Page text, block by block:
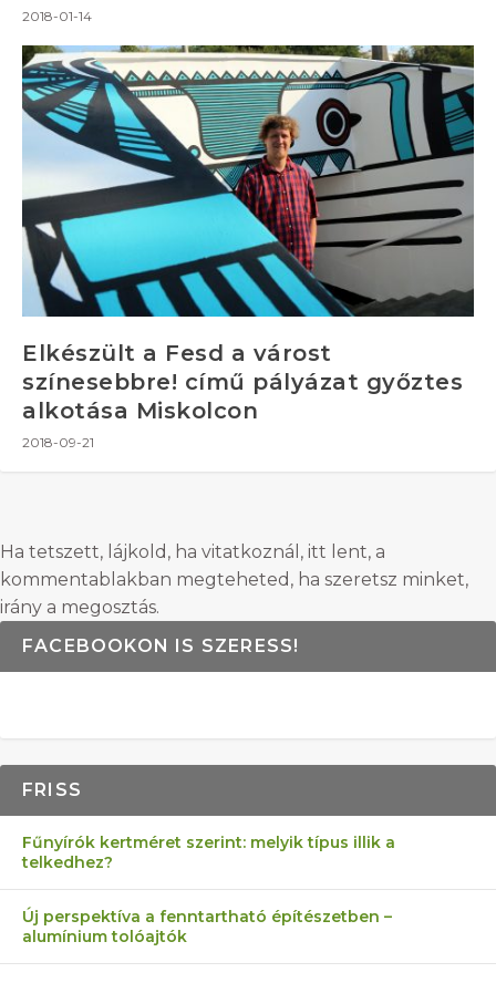
2018-01-14
Elkészült a Fesd a várost
színesebbre! című pályázat győztes
alkotása Miskolcon
2018-09-21
Ha tetszett, lájkold, ha vitatkoznál, itt lent, a
kommentablakban megteheted, ha szeretsz minket,
irány a megosztás.
FACEBOOKON IS SZERESS!
FRISS
Fűnyírók kertméret szerint: melyik típus illik a
telkedhez?
Új perspektíva a fenntartható építészetben –
alumínium tolóajtók